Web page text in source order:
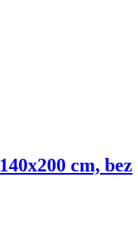
140x200 cm, bez